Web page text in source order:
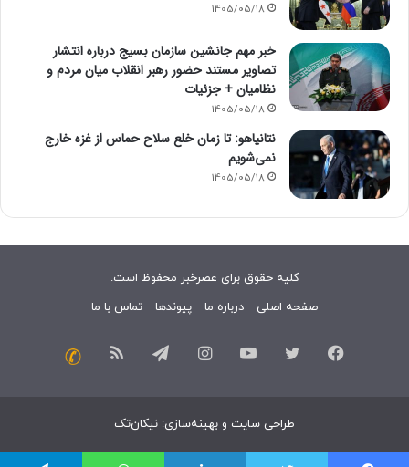
1405/05/18
خبر مهم جانشین سازمان بسیج درباره انتشار
تصاویر مستند حضور رهبر انقلاب میان مردم و
نظامیان + جزئیات
1405/05/18
نتانیاهو: تا زمان خلع سلاح حماس از غزه خارج
نمی‌شویم
1405/05/18
کلیه حقوق برای عصرخبر محفوظ است.
صفحه اصلی
درباره ما پیوندها تماس با ما
فیسبوک توییتر یوتیوب اینستاگرامتلگرام خوراک
طراحی سایت و بهینه‌سازی: نیکان‌تک